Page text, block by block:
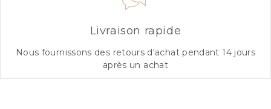
Livraison rapide
Nous fournissons des retours d'achat pendant 14 jours
après un achat